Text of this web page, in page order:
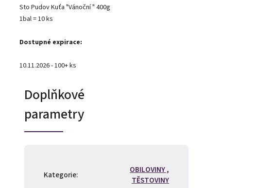
Sto Pudov Kuťa "Vánoční " 400g
1bal = 10 ks
Dostupné expirace:
10.11.2026 - 100+ ks
Doplňkové
parametry
Kategorie:
OBILOVINY ,
TĚSTOVINY